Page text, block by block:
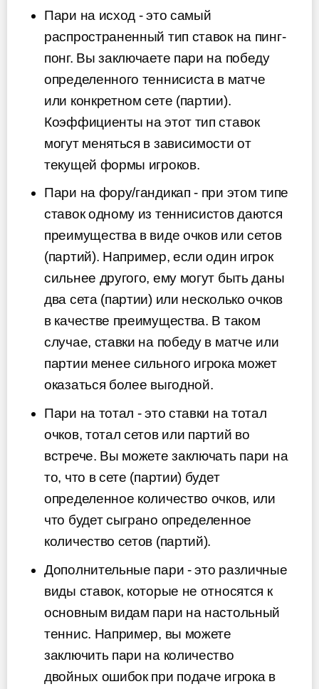
Пари на исход - это самый
распространенный тип ставок на пинг-
понг. Вы заключаете пари на победу
определенного теннисиста в матче
или конкретном сете (партии).
Коэффициенты на этот тип ставок
могут меняться в зависимости от
текущей формы игроков.
Пари на фору/гандикап - при этом типе
ставок одному из теннисистов даются
преимущества в виде очков или сетов
(партий). Например, если один игрок
сильнее другого, ему могут быть даны
два сета (партии) или несколько очков
в качестве преимущества. В таком
случае, ставки на победу в матче или
партии менее сильного игрока может
оказаться более выгодной.
Пари на тотал - это ставки на тотал
очков, тотал сетов или партий во
встрече. Вы можете заключать пари на
то, что в сете (партии) будет
определенное количество очков, или
что будет сыграно определенное
количество сетов (партий).
Дополнительные пари - это различные
виды ставок, которые не относятся к
основным видам пари на настольный
теннис. Например, вы можете
заключить пари на количество
двойных ошибок при подаче игрока в